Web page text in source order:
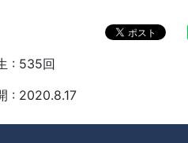
: 535回
: 2020.8.17